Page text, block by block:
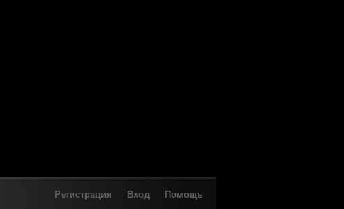
Регистрация Вход Помощь